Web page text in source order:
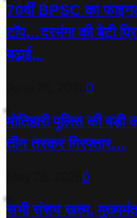
70वीं BPSC का फाइनल
टॉप…दरभंगा की बेटी
बढ़ाई...
0
मोतिहारी पुलिस की
तीन तस्कर गिरफ्तार…
0
सभी संशय खत्म,